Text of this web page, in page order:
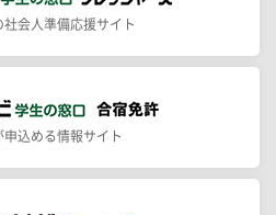
社会人準備応援サイト
申込める情報サイト